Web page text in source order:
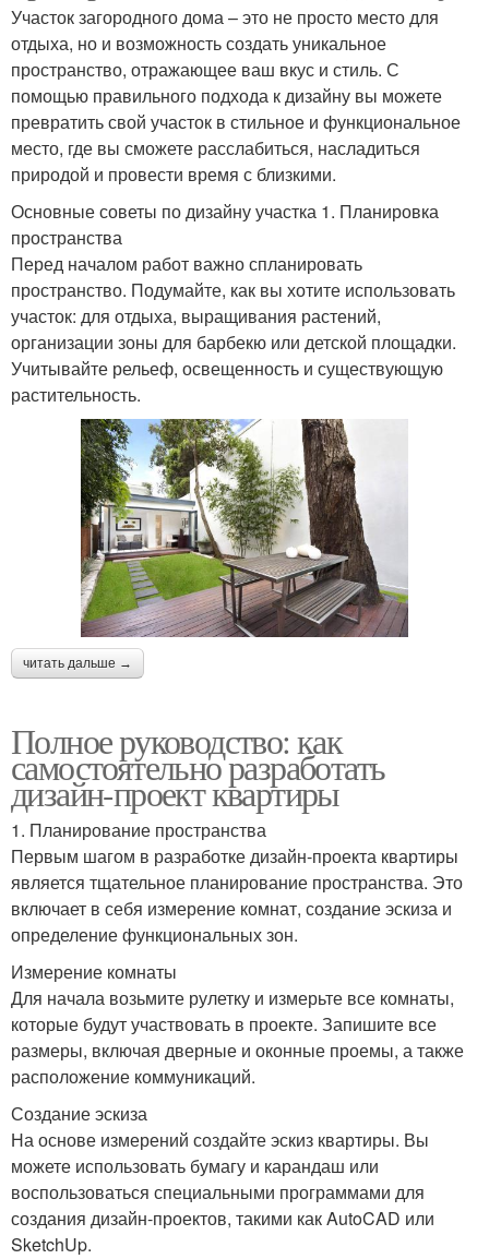
Участок загородного дома – это не просто место для
отдыха, но и возможность создать уникальное
пространство, отражающее ваш вкус и стиль. С
помощью правильного подхода к дизайну вы можете
превратить свой участок в стильное и функциональное
место, где вы сможете расслабиться, насладиться
природой и провести время с близкими.
Основные советы по дизайну участка 1. Планировка
пространства
Перед началом работ важно спланировать
пространство. Подумайте, как вы хотите использовать
участок: для отдыха, выращивания растений,
организации зоны для барбекю или детской площадки.
Учитывайте рельеф, освещенность и существующую
растительность.
читать дальше →
Полное руководство: как
самостоятельно разработать
дизайн-проект квартиры
1. Планирование пространства
Первым шагом в разработке дизайн-проекта квартиры
является тщательное планирование пространства. Это
включает в себя измерение комнат, создание эскиза и
определение функциональных зон.
Измерение комнаты
Для начала возьмите рулетку и измерьте все комнаты,
которые будут участвовать в проекте. Запишите все
размеры, включая дверные и оконные проемы, а также
расположение коммуникаций.
Создание эскиза
На основе измерений создайте эскиз квартиры. Вы
можете использовать бумагу и карандаш или
воспользоваться специальными программами для
создания дизайн-проектов, такими как AutoCAD или
SketchUp.